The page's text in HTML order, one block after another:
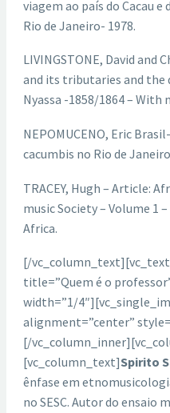
viagem ao país do Cacau
Rio de Janeiro- 1978.
LIVINGSTONE, David and
and its tributaries and the
Nyassa -1858/1864 –
NEPOMUCENO, Eric
cacumbis no Rio de
TRACEY, Hugh – Article:
music Society – Volume 1
Africa.
[/
title=”Quem é o
width=”1/
alignment=”center”
[/
[vc_column_text]Spirito
ênfase em
no SESC. Autor do ensaio